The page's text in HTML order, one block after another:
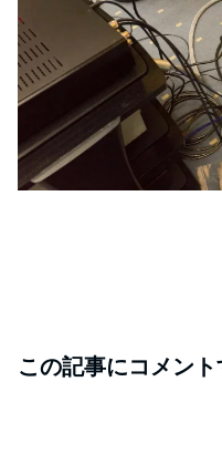
この記事にコメント